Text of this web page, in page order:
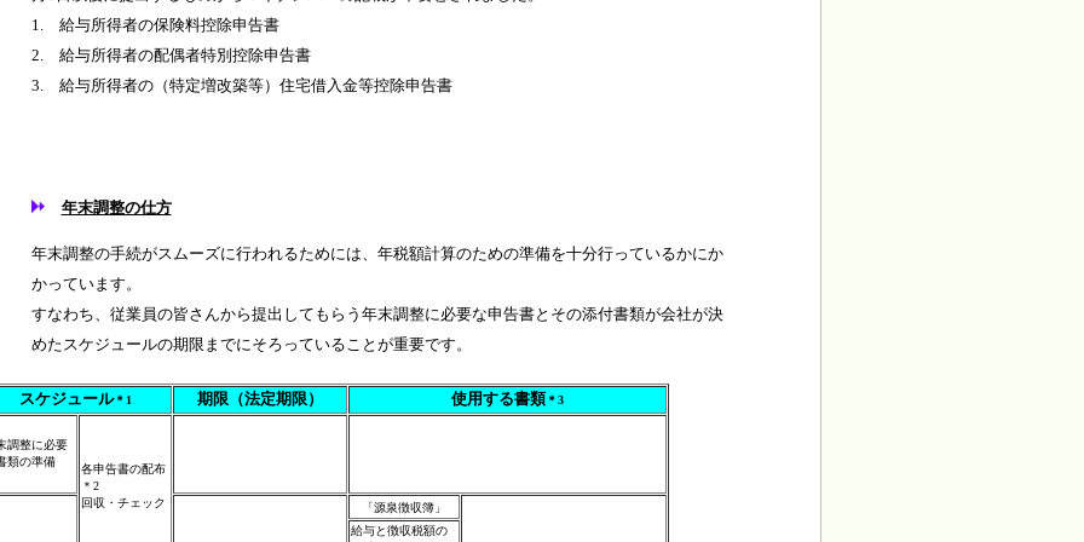
1. 給与所得者の保険料控除申告書
2. 給与所得者の配偶者特別控除申告書
3. 給与所得者の（特定増改築等）住宅借入金等控除申告書
年末調整の仕方
年末調整の手続がスムーズに行われるためには、年税額計算のための準備を十分行っているかにか
かっています。
すなわち、従業員の皆さんから提出してもらう年末調整に必要な申告書とその添付書類が会社が決
めたスケジュールの期限までにそろっていることが重要です。
スケジュール＊1 期限（法定期限） 使用する書類 ＊3
調整に必要
類の準備
各申告書の配布
＊2
回収・チェック
「源泉徴収簿」
給与と徴収税額の